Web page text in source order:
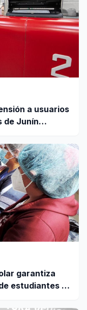
a usuarios
de Junín
garantiza
estudiantes a